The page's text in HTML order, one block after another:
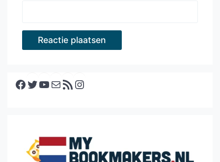
Facebook Twitter YouTube E-mail RSS feed